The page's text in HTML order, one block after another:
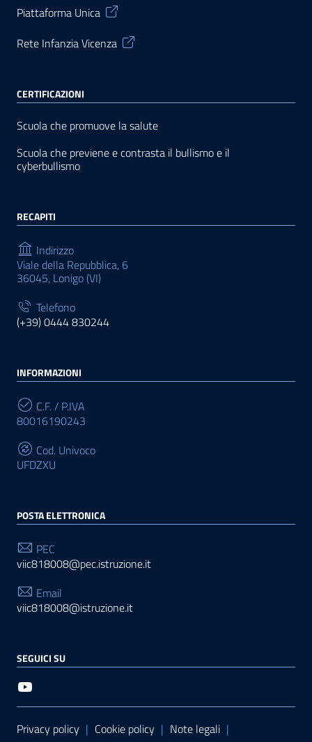
Piattaforma Unica
Rete Infanzia Vicenza
CERTIFICAZIONI
Scuola che promuove la salute
Scuola che previene e contrasta il bullismo e il
cyberbullismo
RECAPITI
Indirizzo
Viale della Repubblica, 6
36045, Lonigo (VI)
Telefono
(+39) 0444 830244
INFORMAZIONI
C.F. / P.IVA
80016190243
Cod. Univoco
UFDZXU
POSTA ELETTRONICA
PEC
viic818008@pec.istruzione.it
Email
viic818008@istruzione.it
SEGUICI SU
Sezione Link Utili
Privacy policy | Cookie policy | Note legali |